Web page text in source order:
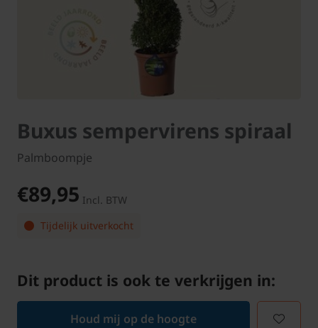
Buxus sempervirens spiraal
Palmboompje
€89,95 Incl. BTW
Tijdelijk uitverkocht
Dit product is ook te verkrijgen in:
Houd mij op de hoogte